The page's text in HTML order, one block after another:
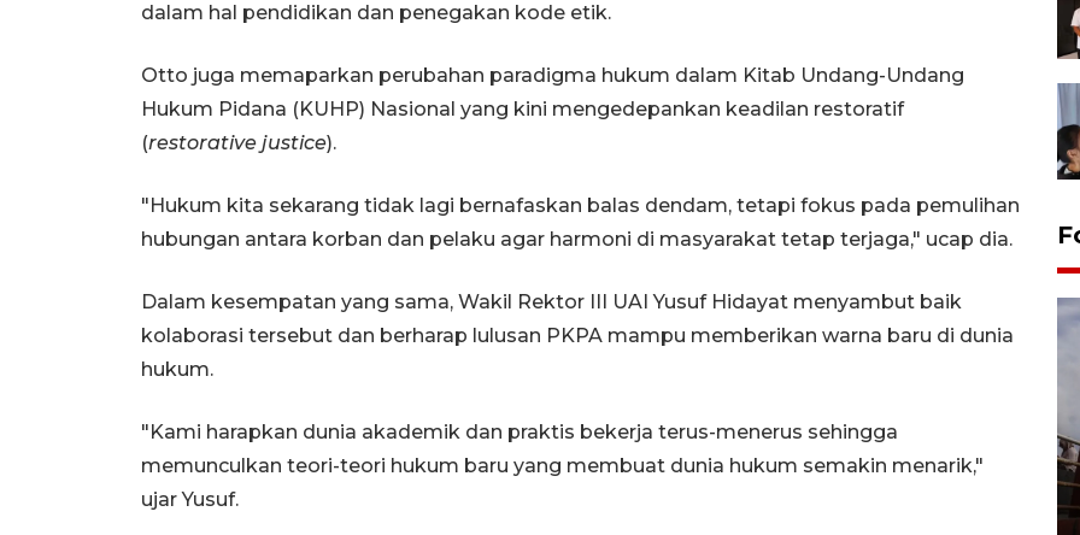
dalam hal pendidikan dan penegakan kode etik.
Otto juga memaparkan perubahan paradigma hukum dalam Kitab Undang-Undang
Hukum Pidana (KUHP) Nasional yang kini mengedepankan keadilan restoratif
(restorative justice).
"Hukum kita sekarang tidak lagi bernafaskan balas dendam, tetapi fokus pada pemulihan
hubungan antara korban dan pelaku agar harmoni di masyarakat tetap terjaga," ucap dia.
Dalam kesempatan yang sama, Wakil Rektor III UAI Yusuf Hidayat menyambut baik
kolaborasi tersebut dan berharap lulusan PKPA mampu memberikan warna baru di dunia
hukum.
"Kami harapkan dunia akademik dan praktis bekerja terus-menerus sehingga
memunculkan teori-teori hukum baru yang membuat dunia hukum semakin menarik,"
ujar Yusuf.